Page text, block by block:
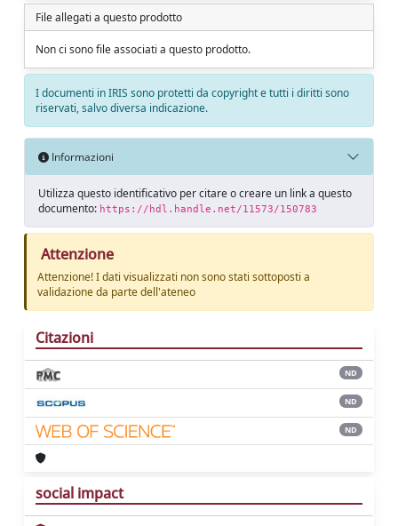
File allegati a questo prodotto
Non ci sono file associati a questo prodotto.
I documenti in IRIS sono protetti da copyright e tutti i diritti sono
riservati, salvo diversa indicazione.
Informazioni
Utilizza questo identificativo per citare o creare un link a questo
documento: https://hdl.handle.net/11573/150783
Attenzione
Attenzione! I dati visualizzati non sono stati sottoposti a
validazione da parte dell'ateneo
Citazioni
ND
ND
ND
social impact